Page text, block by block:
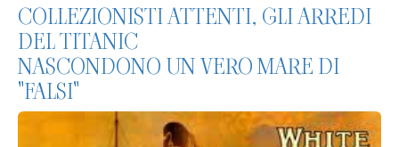
COLLEZIONISTI ATTENTI, GLI ARREDI
DEL TITANIC
NASCONDONO UN VERO MARE DI
"FALSI"